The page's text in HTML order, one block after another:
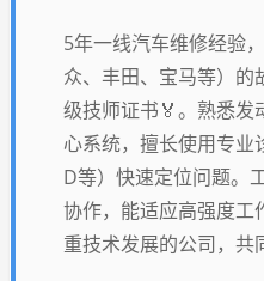
5年一线汽车维修经验
众、丰田、宝马等）的
级技师证书🏅。熟悉发
心系统，擅长使用专业
D等）快速定位问题。
协作，能适应高强度工
重技术发展的公司，共